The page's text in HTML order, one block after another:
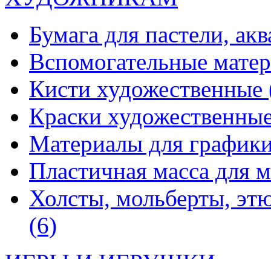
Бумага для пастели,
Вспомогательные
Кисти художественные
Краски
Материалы для
Пластичная масса для
Холсты, мольберты,
(6)